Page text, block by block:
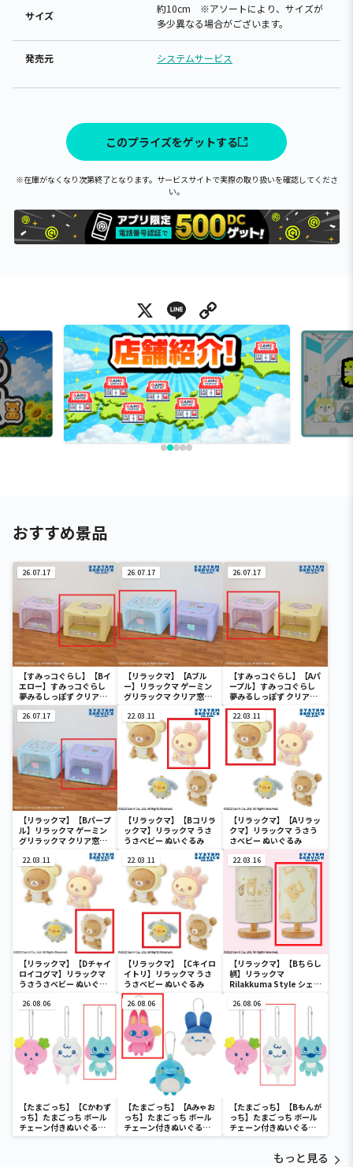
サイズ
約10cm ※アソートにより、サイズが
多少異なる場合がございます。
発売元 システムサービス
このプライズをゲットする
※在庫がなくなり次第終了となります。サービスサイトで実際の取り扱いを確認してくださ
い。
X Line
おすすめ景品
26.07.17
【すみっコぐらし】【Bイ
エロー】すみっコぐらし
夢みるしっぽず クリア窓
付き収納ボックス
26.07.17
【リラックマ】【Aブル
ー】リラックマ ゲーミン
グリラックマ クリア窓付
26.07.17
【すみっコぐらし】【Aパ
ープル】すみっコぐらし
夢みるしっぽず クリア窓
付き収納ボックス
26.07.17
【リラックマ】【Bパープ
ル】リラックマ ゲーミン
グリラックマ クリア窓付
22.03.11
【リラックマ】【Bコリラ
ックマ】リラックマ うさ
うさべビー ぬいぐるみ
22.03.11
【リラックマ】【Aリラッ
クマ】リラックマ うさう
さべビー ぬいぐるみ
22.03.11
【リラックマ】【Dチャイ
ロイコグマ】リラックマ
うさうさべビー ぬいぐる
22.03.11
【リラックマ】【Cキイロ
イトリ】リラックマ うさ
うさべビー ぬいぐるみ
22.03.16
【リラックマ】【Bちらし
柄】リラックマ
Rilakkuma Style シェー
26.08.06
【たまごっち】【Cかわず
っち】たまごっち ボール
チェーン付きぬいぐるみ
～Tamagotchi
26.08.06
【たまごっち】【Aみゃお
っち】たまごっち ボール
チェーン付きぬいぐるみ
～Tamagotchi
26.08.06
【たまごっち】【Bもんが
っち】たまごっち ボール
チェーン付きぬいぐるみ
～Tamagotchi
もっと見る